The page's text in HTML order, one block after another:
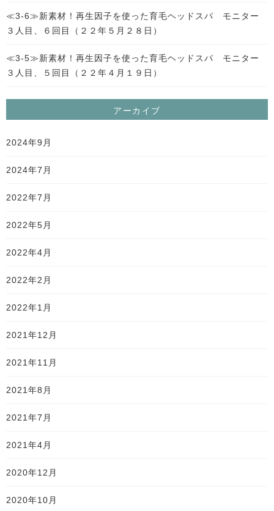
≪3-6≫新素材！再生因子を使った育毛ヘッドスパ モニター
３人目、６回目（２２年５月２８日）
≪3-5≫新素材！再生因子を使った育毛ヘッドスパ モニター
３人目、５回目（２２年４月１９日）
アーカイブ
2024年9月
2024年7月
2022年7月
2022年5月
2022年4月
2022年2月
2022年1月
2021年12月
2021年11月
2021年8月
2021年7月
2021年4月
2020年12月
2020年10月